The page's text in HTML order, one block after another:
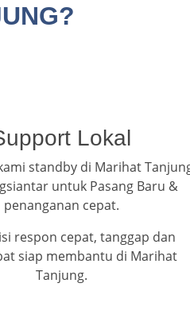
Lokal
standby di Marihat
untuk Pasang Baru &
penanganan cepat.
respon cepat, tanggap dan
siap membantu di Marihat
Tanjung.